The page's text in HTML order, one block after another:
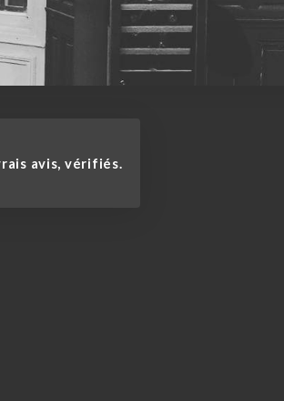
avis, vérifiés.